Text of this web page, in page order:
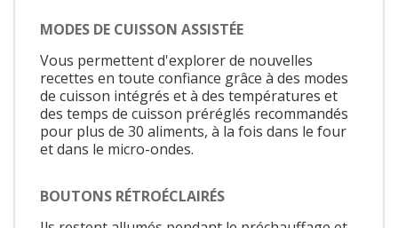
MODES DE CUISSON ASSISTÉE
Vous permettent d'explorer de nouvelles
recettes en toute confiance grâce à des modes
de cuisson intégrés et à des températures et
des temps de cuisson préréglés recommandés
pour plus de 30 aliments, à la fois dans le four
et dans le micro-ondes.
BOUTONS RÉTROÉCLAIRÉS